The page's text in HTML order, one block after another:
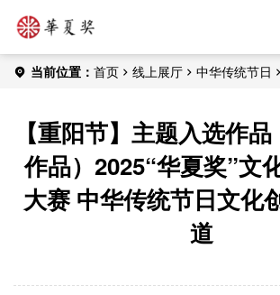
当前位置： 首页 线上展厅 中华传统节日
【重阳节】主题入选作
作品）2025“华夏奖”文
大赛 中华传统节日文化
道